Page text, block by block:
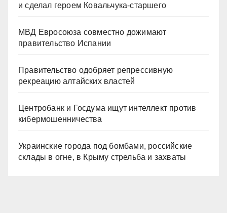
и сделал героем Ковальчука-старшего
МВД Евросоюза совместно дожимают
правительство Испании
Правительство одобряет репрессивную
рекреацию алтайских властей
Центробанк и Госдума ищут интеллект против
кибермошенничества
Украинские города под бомбами, российские
склады в огне, в Крыму стрельба и захваты